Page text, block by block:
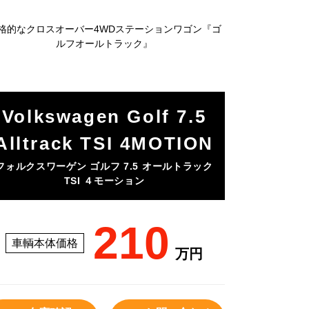
的なクロスオーバー4WDステーションワゴン『ゴ
ルフオールトラック』
Volkswagen Golf 7.5
TSI 4MOTION
ォルクスワーゲン ゴルフ 7.5 オールトラック
TSI ４モーション
車輌本体価格 210 万円